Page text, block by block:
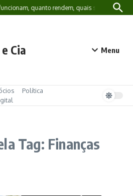
quanto rendem, quais são os riscos
Cia Menu
Política
Tag: Finanças